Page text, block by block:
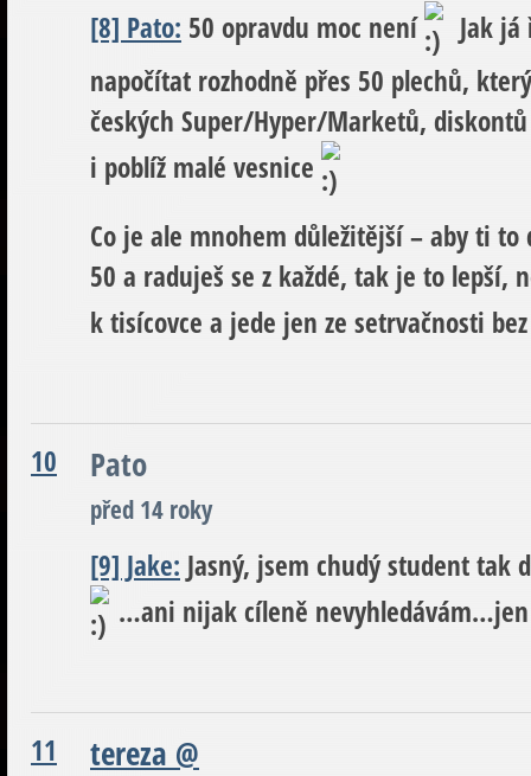
[8] Pato: 50 opravdu moc není
Jak
napočítat rozhodně přes 50 plechů,
českých Super/Hyper/Mar­ketů,
i poblíž malé vesnice
Co je ale mnohem důležitější – aby ti to
50 a raduješ se z každé, tak je to lepší,
k tisícovce a jede jen ze setrvačnosti
10 Pato
před 14 roky
[9] Jake: Jasný, jsem chudý student tak
…ani nijak cíleně
11 tereza @